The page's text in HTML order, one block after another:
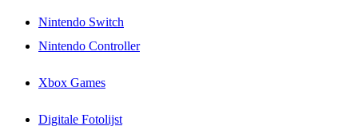
Nintendo Switch
Nintendo Controller
Xbox Games
Digitale Fotolijst